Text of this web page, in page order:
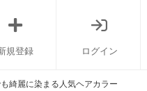
規登録 ログイン
綺麗に染まる人気ヘアカラー